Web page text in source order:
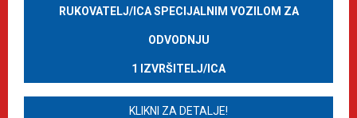
RUKOVATELJ/ICA SPECIJALNIM VOZILOM ZA
ODVODNJU
1 IZVRŠITELJ/ICA
KLIKNI ZA DETALJE!